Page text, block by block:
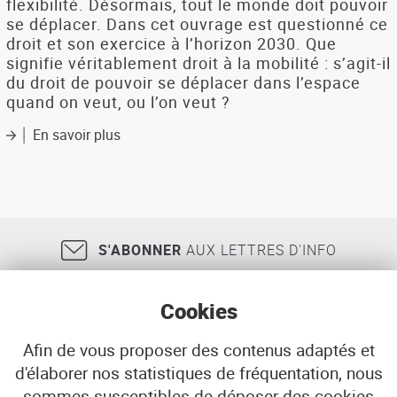
flexibilité. Désormais, tout le monde doit pouvoir
se déplacer. Dans cet ouvrage est questionné ce
droit et son exercice à l’horizon 2030. Que
signifie véritablement droit à la mobilité : s’agit-il
du droit de pouvoir se déplacer dans l’espace
quand on veut, ou l’on veut ?
En savoir plussur
choix,
quels
droits
S'ABONNER AUX LETTRES D'INFO
18, rue Jean Jaurès 29200 BREST
Cookies
Afin de vous proposer des contenus adaptés et
d'élaborer nos statistiques de fréquentation, nous